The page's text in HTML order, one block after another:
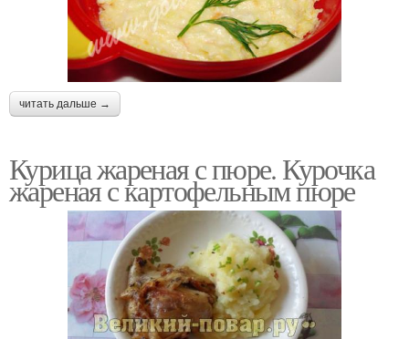
читать дальше →
Курица жареная с пюре. Курочка
жареная с картофельным пюре